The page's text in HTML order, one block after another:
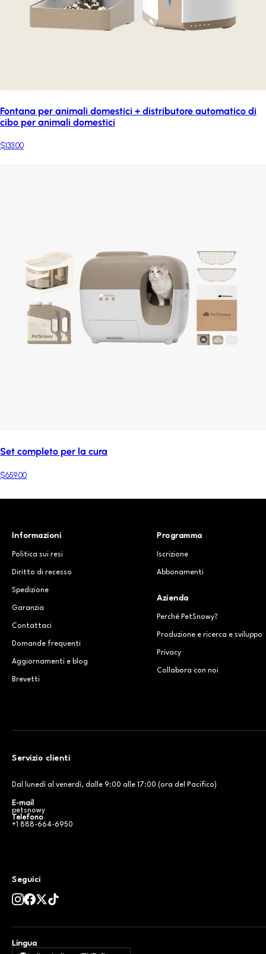
Fontana per animali domestici + distributore automatico di
cibo per animali domestici
$133.00
Set completo per la cura
$659.00
Informazioni
Politica sui resi
Diritto di recesso
Spedizione
Garanzia
Contattaci
Domande frequenti
Aggiornamenti e blog
Brevetti
Programma
Iscrizione
Abbonamenti
Azienda
Perché PetSnowy?
Produzione e ricerca e sviluppo
Privacy
Collabora con noi
Servizio clienti
Dal lunedì al venerdì, dalle 9:00 alle 17:00 (ora del Pacifico)
E-mail
petsnowy
Telefono
+1 888-664-6950
Seguici
Lingua